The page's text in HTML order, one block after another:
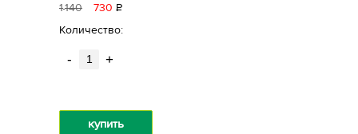
1140 730 Р
Количество:
- +
купить